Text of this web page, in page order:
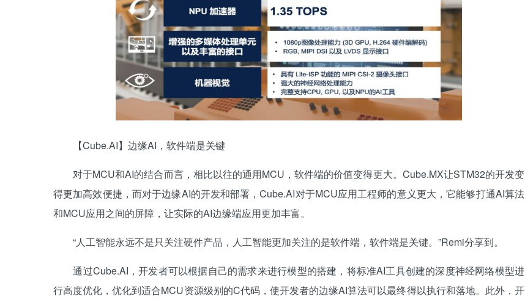
【Cube.AI】边缘AI，软件端是关键
对于MCU和AI的结合而言，相比以往的通用MCU，软件端的价值变得更大。Cube.MX让STM32的开发变
得更加高效便捷，而对于边缘AI的开发和部署，Cube.AI对于MCU应用工程师的意义更大，它能够打通AI算法
和MCU应用之间的屏障，让实际的AI边缘端应用更加丰富。
“人工智能永远不是只关注硬件产品，人工智能更加关注的是软件端，软件端是关键。”Remi分享到。
通过Cube.AI，开发者可以根据自己的需求来进行模型的搭建，将标准AI工具创建的深度神经网络模型进
行高度优化，优化到适合MCU资源级别的C代码，使开发者的边缘AI算法可以最终得以执行和落地。此外，开